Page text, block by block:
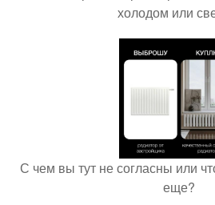
холодом или
С чем вы тут не согласны или
еще?